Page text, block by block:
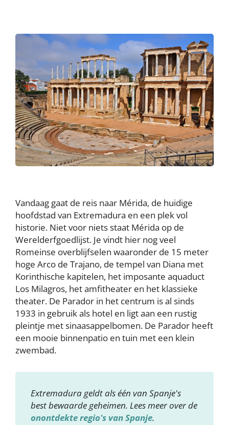
Vandaag gaat de reis naar Mérida, de huidige
hoofdstad van Extremadura en een plek vol
historie. Niet voor niets staat Mérida op de
Werelderfgoedlijst. Je vindt hier nog veel
Romeinse overblijfselen waaronder de 15 meter
hoge Arco de Trajano, de tempel van Diana met
Korinthische kapitelen, het imposante aquaduct
Los Milagros, het amfitheater en het klassieke
theater. De Parador in het centrum is al sinds
1933 in gebruik als hotel en ligt aan een rustig
pleintje met sinaasappelbomen. De Parador heeft
een mooie binnenpatio en tuin met een klein
zwembad.
Extremadura geldt als één van Spanje's
best bewaarde geheimen. Lees meer over de
onontdekte regio's van Spanje.